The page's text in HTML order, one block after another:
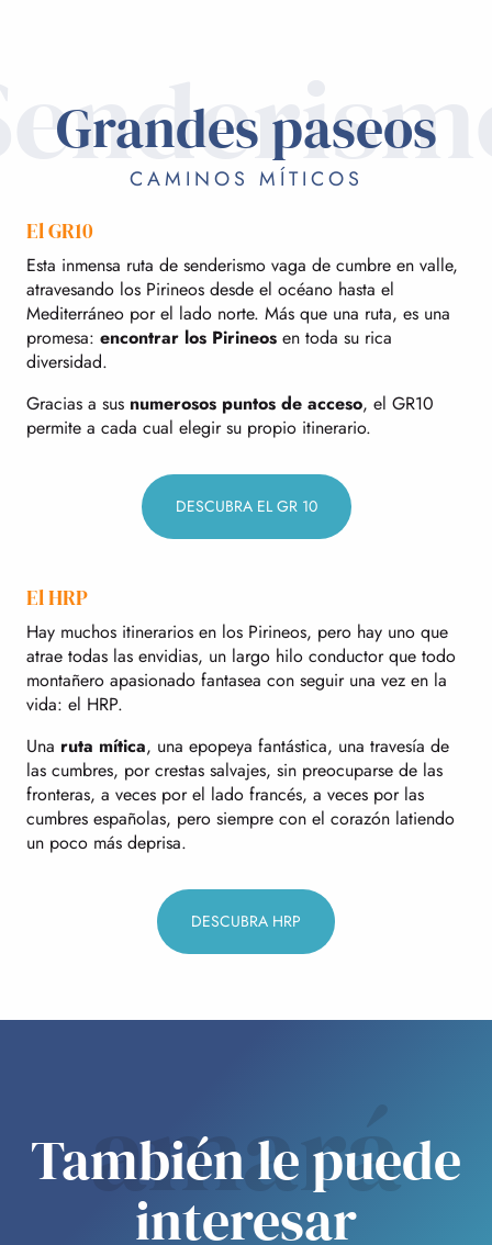
Grandes paseos
CAMINOS MÍTICOS
El GR10
Esta inmensa ruta de senderismo vaga de cumbre en valle,
atravesando los Pirineos desde el océano hasta el
Mediterráneo por el lado norte. Más que una ruta, es una
promesa: encontrar los Pirineos en toda su rica
diversidad.
Gracias a sus numerosos puntos de acceso, el GR10
permite a cada cual elegir su propio itinerario.
DESCUBRA EL GR 10
El HRP
Hay muchos itinerarios en los Pirineos, pero hay uno que
atrae todas las envidias, un largo hilo conductor que todo
montañero apasionado fantasea con seguir una vez en la
vida: el HRP.
Una ruta mítica, una epopeya fantástica, una travesía de
las cumbres, por crestas salvajes, sin preocuparse de las
fronteras, a veces por el lado francés, a veces por las
cumbres españolas, pero siempre con el corazón latiendo
un poco más deprisa.
DESCUBRA HRP
amará
También le puede
interesar